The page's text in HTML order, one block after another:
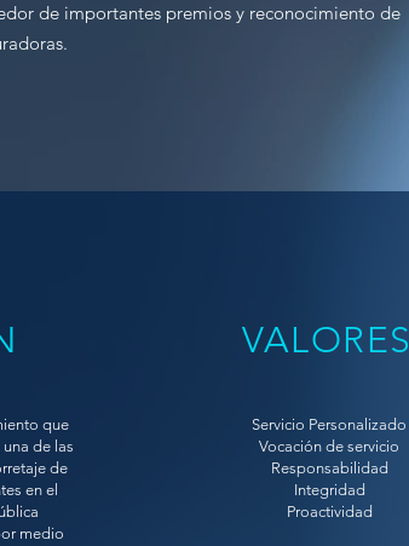
de importantes premios y reconocimiento de
VALORES
que
de las
de
en el
medio
Servicio Personalizado
Vocación de servicio
Responsabilidad
Integridad
Proactividad